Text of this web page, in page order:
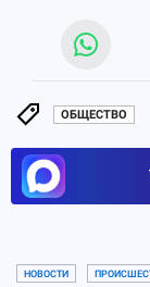
ОБЩЕСТВО
НОВОСТИ